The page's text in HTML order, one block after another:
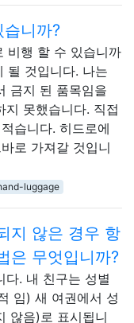
니까?
비행 할 수 있습니까
될 것입니다. 나는
금지 된 품목임을
지 못했습니다. 직접
습니다. 히드로에
로 가져갈 것입니
luggage
지 않은 경우 항
은 무엇입니까?
다. 내 친구는 성별
임) 새 여권에서 성
않음)로 표시됩니